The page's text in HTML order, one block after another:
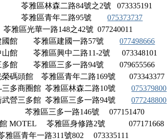
苓雅區林森二路84號之2號 073335191
苓雅區青年二路95號075373737
苓雅區光華一路148之42號 077240011
國館 苓雅區建國一路57號
077498666
山館 苓雅區興中二路11-2號 073348101
多館 苓雅區三多一路94號 079655566
榮碼頭館 苓雅區青年二路169號 073343377
-三多商圈館苓雅區林森二路10號075379800
武營三多館 苓雅區三多一路94號077248800
芩雅區三多一路146號
077151470
MOTEL 苓雅區身修路2號077171668
雅區青年一路311號802 073335111